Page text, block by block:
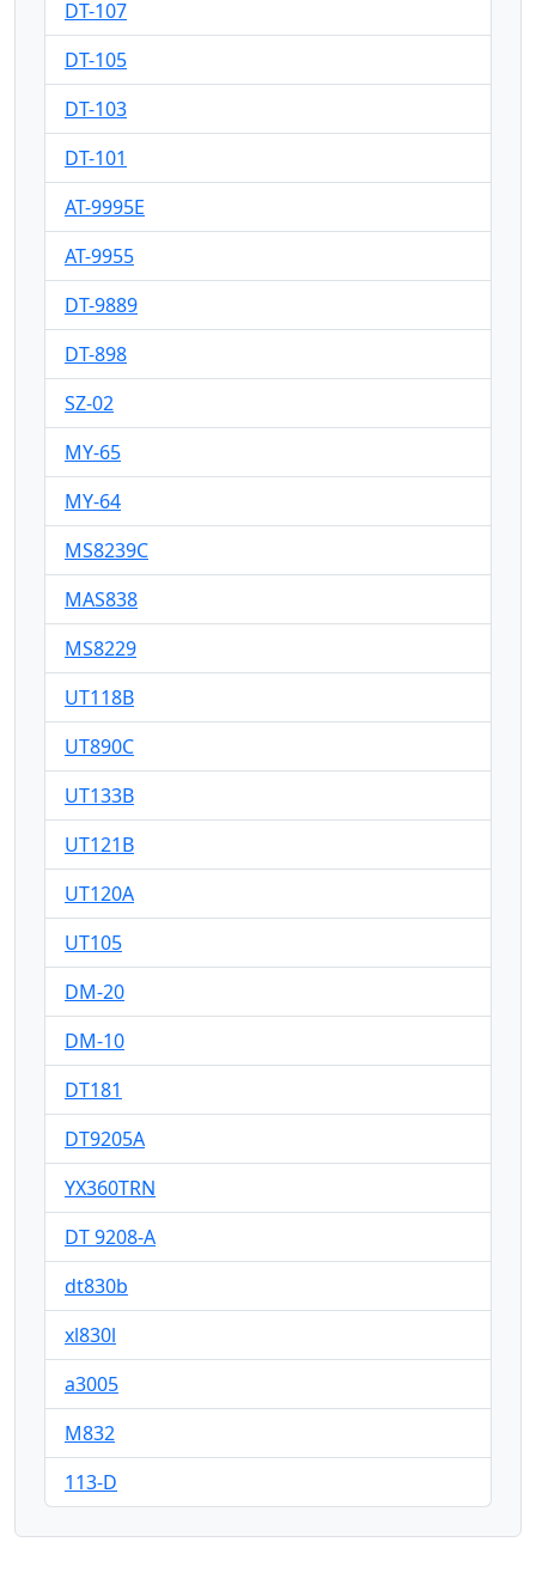
DT-107
DT-105
DT-103
DT-101
AT-9995E
AT-9955
DT-9889
DT-898
SZ-02
MY-65
MY-64
MS8239C
MAS838
MS8229
UT118B
UT890C
UT133B
UT121B
UT120A
UT105
DM-20
DM-10
DT181
DT9205A
YX360TRN
DT 9208-A
dt830b
xl830l
a3005
M832
113-D